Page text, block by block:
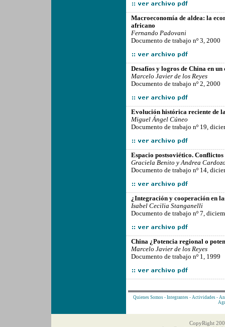
Macroeconomía de aldea: la
africano
Fernando Padovani
Documento de trabajo nº 3, 2000
Desafíos y logros de China en
Marcelo Javier de los Reyes
Documento de trabajo nº 2, 2000
Evolución histórica reciente de
Miguel Ángel Cúneo
Documento de trabajo nº 19,
Espacio postsoviético.
Graciela Benito y Andrea
Documento de trabajo nº 14,
¿Integración y cooperación en
Isabel Cecilia Stanganelli
Documento de trabajo nº 7,
China ¿Potencia regional o
Marcelo Javier de los Reyes
Documento de trabajo nº 1, 1999
Quienes Somos - Integrantes - Actividades -
CopyRight